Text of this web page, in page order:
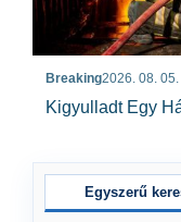
Breaking2026. 08. 05.
Kigyulladt Egy
Egyszerű